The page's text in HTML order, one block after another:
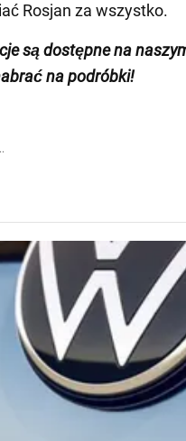
Rosjan za wszystko.
są dostępne na
na podróbki!